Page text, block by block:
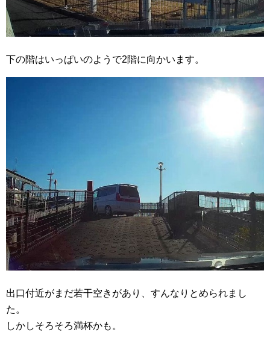
下の階はいっぱいのようで2階に向かいます。
出口付近がまだ若干空きがあり、すんなりとめられまし
た。
しかしそろそろ満杯かも。